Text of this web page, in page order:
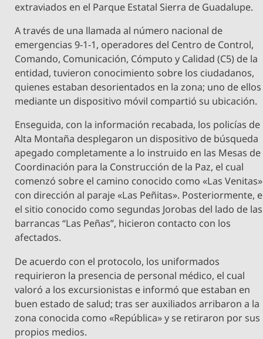
extraviados en el Parque Estatal Sierra de Guadalupe.
A través de una llamada al número nacional de
emergencias 9-1-1, operadores del Centro de Control,
Comando, Comunicación, Cómputo y Calidad (C5) de la
entidad, tuvieron conocimiento sobre los ciudadanos,
quienes estaban desorientados en la zona; uno de ellos
mediante un dispositivo móvil compartió su ubicación.
Enseguida, con la información recabada, los policías de
Alta Montaña desplegaron un dispositivo de búsqueda
apegado completamente a lo instruido en las Mesas de
Coordinación para la Construcción de la Paz, el cual
comenzó sobre el camino conocido como «Las Venitas»
con dirección al paraje «Las Peñitas». Posteriormente,
el sitio conocido como segundas Jorobas del lado de las
barrancas “Las Peñas”, hicieron contacto con los
afectados.
De acuerdo con el protocolo, los uniformados
requirieron la presencia de personal médico, el cual
valoró a los excursionistas e informó que estaban en
buen estado de salud; tras ser auxiliados arribaron a la
zona conocida como «República» y se retiraron por sus
propios medios.